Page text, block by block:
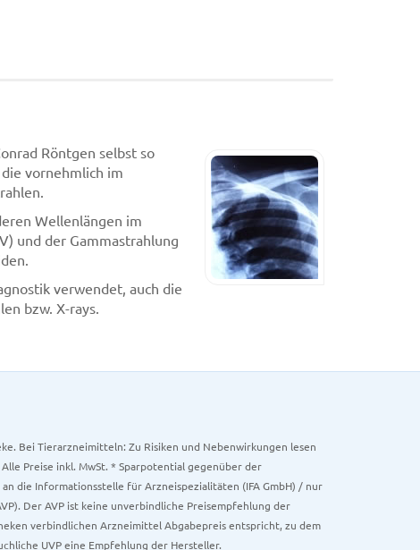
Röntgen selbst so
vornehmlich im
Wellenlängen im
und der Gammastrahlung
verwendet, auch die
bzw. X-rays.
Bei Tierarzneimitteln: Zu Risiken und Nebenwirkungen lesen
Preise inkl. MwSt. * Sparpotential gegenüber der
die Informationsstelle für Arzneispezialitäten (IFA GmbH) / nur
Der AVP ist keine unverbindliche Preisempfehlung der
verbindlichen Arzneimittel Abgabepreis entspricht, zu dem
UVP eine Empfehlung der Hersteller.